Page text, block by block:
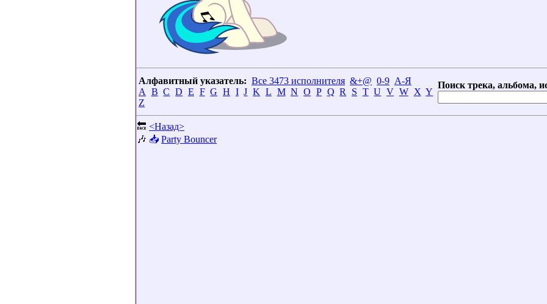
Алфавитный указатель: Все 3473 исполнителя &+@ 0-9 А-Я
A
B C D E F G H I J K L M N O P Q R S T U V W X Y
Z
Поиск трека, альбома,
🔙 <Назад>
🎶 📥 Party Bouncer